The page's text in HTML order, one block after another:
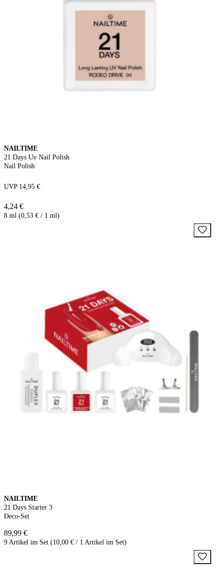
NAILTIME
21 Days Uv Nail Polish
Nail Polish
UVP 14,95 €
4,24 €
8 ml (0,53 € / 1 ml)
NAILTIME
21 Days Starter 3
Deco-Set
89,99 €
9 Artikel im Set (10,00 € / 1 Artikel im Set)